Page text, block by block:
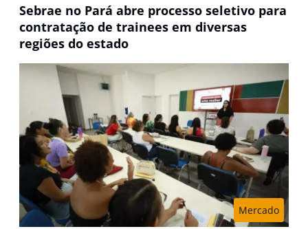
Sebrae no Pará abre processo seletivo para
contratação de trainees em diversas
regiões do estado
Mercado